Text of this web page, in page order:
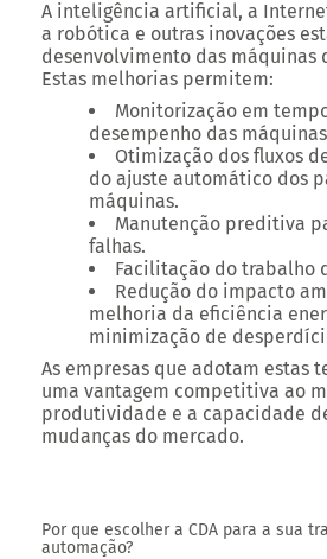
A inteligência artificial, a
a robótica e outras inovações
desenvolvimento das máquinas
Estas melhorias permitem:
Monitorização em
desempenho das
Otimização dos fluxos
do ajuste automático dos
máquinas.
Manutenção preditiva
falhas.
Facilitação do trabalho
Redução do impacto
melhoria da eficiência
minimização de
As empresas que adotam estas
uma vantagem competitiva ao
produtividade e a capacidade
mudanças do mercado.
Por que escolher a CDA para a sua
automação?